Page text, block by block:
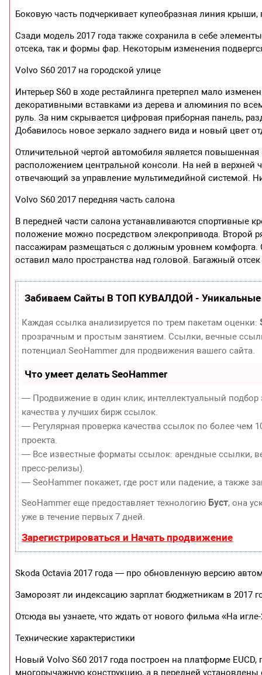
Боковую часть подчеркивает купеобразная линия
Сзади модель 2017 года также сохранила в себе
отсека, так и формы фар. Некоторым изменения
Volvo S60 2017 на городской улице
Интерьер S60 в ходе рестайлинга претерпел мало
декоративными вставками из дерева и алюминия по
руль. За ним скрывается цифровая приборная панель,
Добавилось новое зеркало заднего вида и новый цвет
Отличительной чертой автомобиля является
расположением центральной консоли. На ней в
отвечающий за управление мультимедийной системой.
Volvo S60 2017 передняя часть салона
В передней части салона устанавливаются спортивные
положение можно посредством элекропривода. Второй
пассажирам размещаться с должным уровнем
оставил мало пространства над головой. Багажный
Забиваем Сайты В ТОП КУВАЛДОЙ - Уникальные
Каждая ссылка анализируется по трем пакетам оценки:
прозрачным и простым занятием. Ссылки, вечные
потенциал SeoHammer для продвижения вашего сайта.
Что умеет делать SeoHammer
— Продвижение в один клик, интеллектуальный
качества у лучших бирж ссылок.
— Регулярная проверка качества ссылок по более чем
проекта.
— Все известные форматы ссылок: арендные ссылки,
пресс-релизы).
— SeoHammer покажет, где рост или падение, а также
SeoHammer еще предоставляет технологию Буст, она
уже в течение первых 7 дней.
Зарегистрироваться и Начать продвижение
Skoda Octavia 2017 года — про обновленную версию
Заморозят ли индексацию зарплат бюджетникам в 2017
Отсюда вы узнаете, что ждать от нового фильма «На
Технические характеристики
Новый Volvo S60 2017 года построен на платформе
многорычажную конструкцию, а в передней